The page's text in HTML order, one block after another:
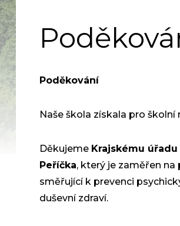
Poděkování
Naše škola získala pro
Děkujeme Krajskému
Peříčka, který je zaměřen
směřující k prevenci
duševní zdraví.